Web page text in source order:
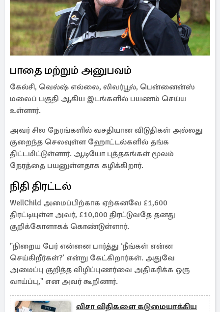
பாதை மற்றும் அனுபவம்
கேல்சி, வெல்ஷ் எல்லை, லிவர்பூல், பென்னைன்ஸ்
மலைப் பகுதி ஆகிய இடங்களில் பயணம் செய்ய
உள்ளார்.
அவர் சில நேரங்களில் வசதியான விடுதிகள் அல்லது
குறைந்த செலவுள்ள ஹோட்டல்களில் தங்க
திட்டமிட்டுள்ளார். ஆடியோ புத்தகங்கள் மூலம்
நேரத்தை பயனுள்ளதாக கழிக்கிறார்.
நிதி திரட்டல்
WellChild அமைப்பிற்காக ஏற்கனவே £1,600
திரட்டியுள்ள அவர், £10,000 திரட்டுவதே தனது
குறிக்கோளாகக் கொண்டுள்ளார்.
"நிறைய பேர் என்னை பார்த்து ‘நீங்கள் என்ன
செய்கிறீர்கள்?’ என்று கேட்கிறார்கள். அதுவே
அமைப்பு குறித்த விழிப்புணர்வை அதிகரிக்க ஒரு
வாய்ப்பு," என அவர் கூறினார்.
விசா விதிகளை கடுமையாக்கிய